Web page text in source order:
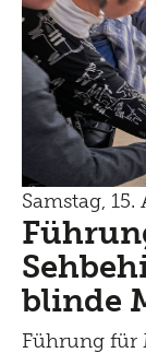
Samstag,
blinde
Führung für